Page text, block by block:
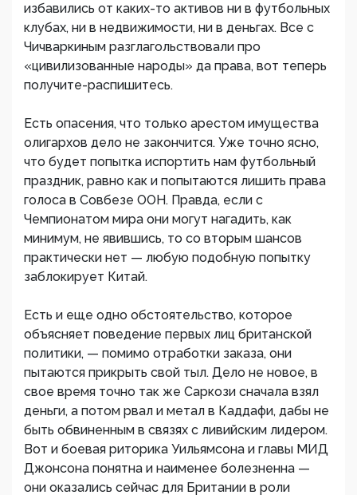
избавились от каких-то активов ни в футбольных
клубах, ни в недвижимости, ни в деньгах. Все с
Чичваркиным разглагольствовали про
«цивилизованные народы» да права, вот теперь
получите-распишитесь.
Есть опасения, что только арестом имущества
олигархов дело не закончится. Уже точно ясно,
что будет попытка испортить нам футбольный
праздник, равно как и попытаются лишить права
голоса в Совбезе ООН. Правда, если с
Чемпионатом мира они могут нагадить, как
минимум, не явившись, то со вторым шансов
практически нет — любую подобную попытку
заблокирует Китай.
Есть и еще одно обстоятельство, которое
объясняет поведение первых лиц британской
политики, — помимо отработки заказа, они
пытаются прикрыть свой тыл. Дело не новое, в
свое время точно так же Саркози сначала взял
деньги, а потом рвал и метал в Каддафи, дабы не
быть обвиненным в связях с ливийским лидером.
Вот и боевая риторика Уильямсона и главы МИД
Джонсона понятна и наименее болезненна —
они оказались сейчас для Британии в роли